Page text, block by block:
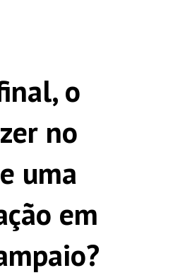
o
no
uma
em